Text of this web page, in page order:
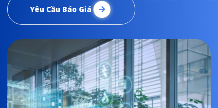
Yêu Cầu Báo Giá